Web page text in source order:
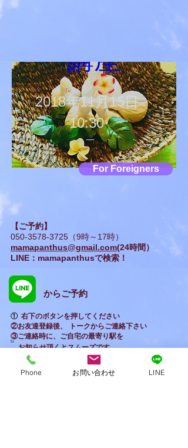
講座
2018年11月15日
10:30
nu.norm（ヌノーム）世
田谷通り沿い店
For Foreigners
【ご予約】
050-3578-3725 （9時～17時）
mamapanthus@gmail.com(24時間）
LINE：mamapanthusで検索！
からご予約
​① 右下のボタンを押してください
②お友達登録後、
トークからご連絡下さい
③ご連絡時に、ご自宅の最寄り駅を
(世田谷区○○、○○駅付近など）
お知らせ頂くとスムーズです​
Phone お問い合わせ LINE